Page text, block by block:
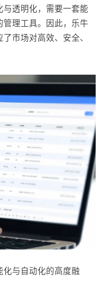
与透明化，需要一套能
管理工具。因此，乐牛
市场对高效、安全、
化与自动化的高度融